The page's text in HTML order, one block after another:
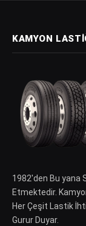
KAMYON
1982′den Bu
Etmektedir.
Her Çeşit Lastik
Gurur Duyar.